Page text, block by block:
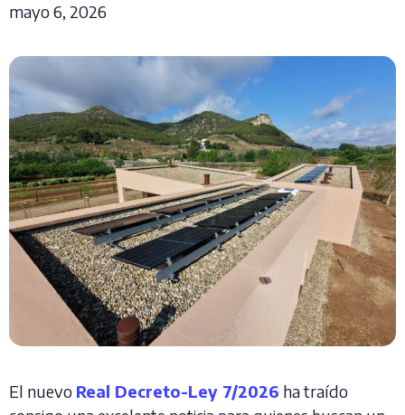
mayo 6, 2026
El nuevo Real Decreto-Ley 7/2026 ha traído